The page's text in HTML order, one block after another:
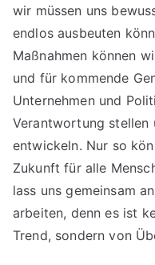
wir müssen uns
endlos ausbeuten
Maßnahmen können
und für kommende
Unternehmen und
Verantwortung stellen
entwickeln. Nur so
Zukunft für alle
lass uns gemeinsam
arbeiten, denn es ist
Trend, sondern von